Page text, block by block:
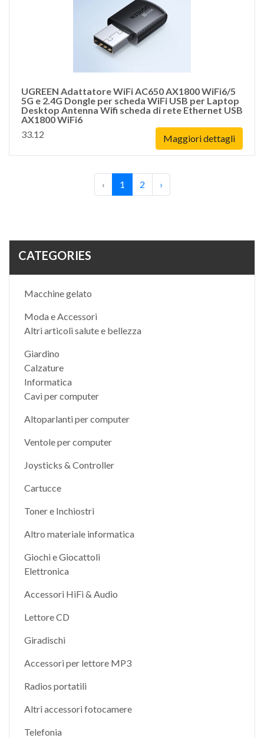
CATEGORIES
Macchine gelato
Moda e Accessori
Altri articoli salute e bellezza
Giardino
Calzature
Informatica
Cavi per computer
Altoparlanti per computer
Ventole per computer
Joysticks & Controller
Cartucce
Toner e Inchiostri
Altro materiale informatica
Giochi e Giocattoli
Elettronica
Accessori HiFi & Audio
Lettore CD
Giradischi
Accessori per lettore MP3
Radios portatili
Altri accessori fotocamere
Telefonia
UGREEN Adattatore WiFi AC650 AX1800 WiFi6/5
5G e 2.4G Dongle per scheda WiFi USB per Laptop
Desktop Antenna Wifi scheda di rete Ethernet USB
AX1800 WiFi6
33.12
Maggiori dettagli
‹ 1 2 ›